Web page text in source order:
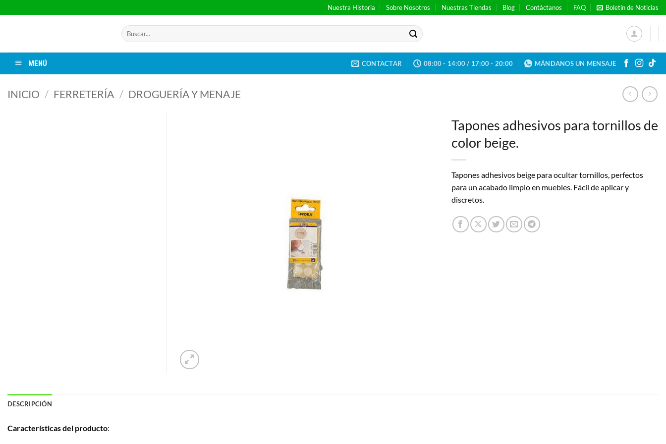
al
Nuestra Historia Sobre Nosotros Nuestras Tiendas Blog Contáctanos FAQ Boletín de Noticias
Buscar
por:
MENÚ CONTACTAR 08:00 - 14:00 / 17:00 - 20:00 MÁNDANOS UN MENSAJE
INICIO / FERRETERÍA / DROGUERÍA Y MENAJE
Tapones adhesivos para tornillos de
color beige.
Tapones adhesivos beige para ocultar tornillos, perfectos
para un acabado limpio en muebles. Fácil de aplicar y
discretos.
DESCRIPCIÓN
Características del producto: